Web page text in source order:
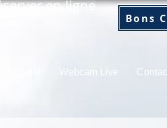
en ligne
Webcam Live
Bons